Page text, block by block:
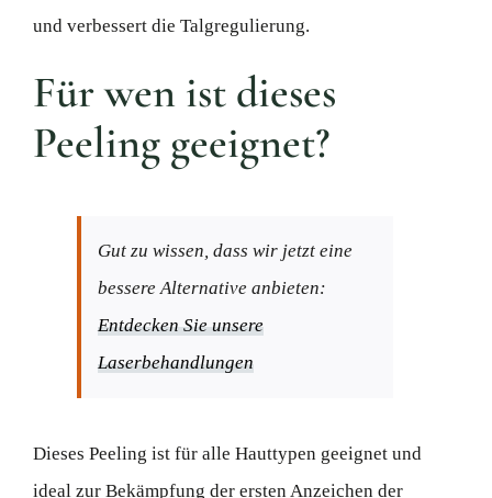
und verbessert die Talgregulierung.
Für wen ist dieses
Peeling geeignet?
Gut zu wissen, dass wir jetzt eine
bessere Alternative anbieten:
Entdecken Sie unsere
Laserbehandlungen
Dieses Peeling ist für alle Hauttypen geeignet und
ideal zur Bekämpfung der ersten Anzeichen der